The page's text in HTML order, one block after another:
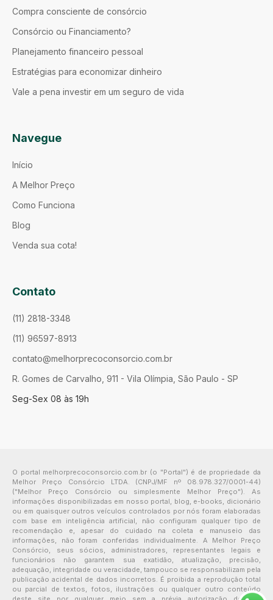
Compra consciente de consórcio
Consórcio ou Financiamento?
Planejamento financeiro pessoal
Estratégias para economizar dinheiro
Vale a pena investir em um seguro de vida
Navegue
Início
A Melhor Preço
Como Funciona
Blog
Venda sua cota!
Contato
(11) 2818-3348
(11) 96597-8913
contato@melhorprecoconsorcio.com.br
R. Gomes de Carvalho, 911 - Vila Olímpia, São Paulo - SP
Seg-Sex 08 às 19h
O portal melhorprecoconsorcio.com.br (o "Portal") é de propriedade da
Melhor Preço Consórcio LTDA. (CNPJ/MF nº 08.978.327/0001-44)
("Melhor Preço Consórcio ou simplesmente Melhor Preço"). As
informações disponibilizadas em nosso portal, blog, e-books, dicionário
ou em quaisquer outros veículos controlados por nós foram elaboradas
com base em inteligência artificial, não configuram qualquer tipo de
recomendação e, apesar do cuidado na coleta e manuseio das
informações, não foram conferidas individualmente. A Melhor Preço
Consórcio, seus sócios, administradores, representantes legais e
funcionários não garantem sua exatidão, atualização, precisão,
adequação, integridade ou veracidade, tampouco se responsabilizam pela
publicação acidental de dados incorretos. É proibida a reprodução total
ou parcial de textos, fotos, ilustrações ou qualquer outro conteúdo